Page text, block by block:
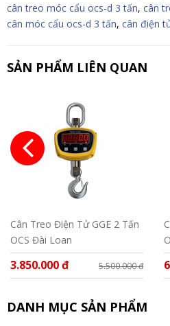
cân treo móc cẩu ocs-d 3 tấn, cân
cân móc cẩu ocs-d 3 tấn, cân điện
SẢN PHẨM LIÊN QUAN
Cân Treo Điện Tử GGE 2 Tấn
OCS Đài Loan
3.850.000 đ 5.500.000 đ
DANH MỤC SẢN PHẨM